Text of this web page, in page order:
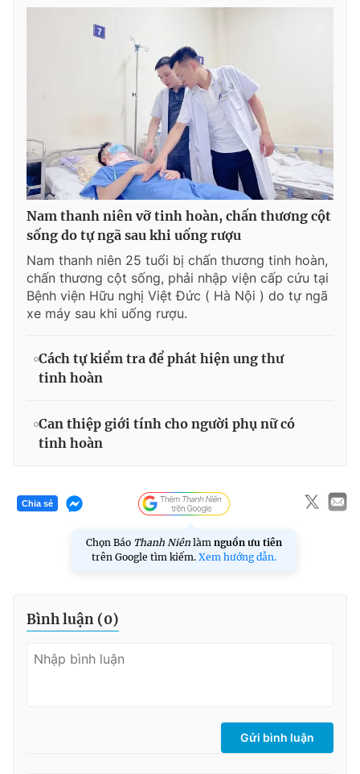
Nam thanh niên vỡ tinh hoàn, chấn thương cột
sống do tự ngã sau khi uống rượu
Nam thanh niên 25 tuổi bị chấn thương tinh hoàn,
chấn thương cột sống, phải nhập viện cấp cứu tại
Bệnh viện Hữu nghị Việt Đức ( Hà Nội ) do tự ngã
xe máy sau khi uống rượu.
Cách tự kiểm tra để phát hiện ung thư
tinh hoàn
Can thiệp giới tính cho người phụ nữ có
tinh hoàn
Chia sẻ
Chọn Báo Thanh Niên làm nguồn ưu tiên
trên Google tìm kiếm. Xem hướng dẫn.
Bình luận (0)
Gửi bình luận